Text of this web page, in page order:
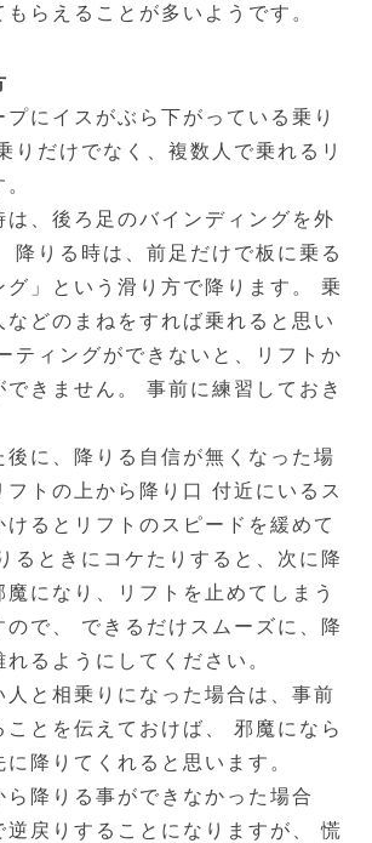
もらえることが多いようです。
プにイスがぶら下がっている乗り
りだけでなく、複数人で乗れるリ
は、後ろ足のバインディングを外
降りる時は、前足だけで板に乗る
グ」という滑り方で降ります。 乗
などのまねをすれば乗れると思い
ティングができないと、リフトか
できません。 事前に練習しておき
後に、降りる自信が無くなった場
フトの上から降り口 付近にいるス
けるとリフトのスピードを緩めて
るときにコケたりすると、次に降
魔になり、リフトを止めてしまう
ので、 できるだけスムーズに、降
れるようにしてください。
人と相乗りになった場合は、事前
ことを伝えておけば、 邪魔になら
降りてくれると思います。
ら降りる事ができなかった場合
逆戻りすることになりますが、 慌